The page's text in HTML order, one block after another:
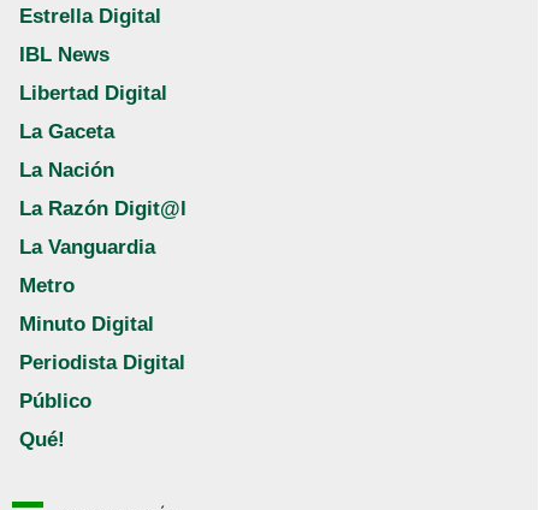
Estrella Digital
IBL News
Libertad Digital
La Gaceta
La Nación
La Razón Digit@l
La Vanguardia
Metro
Minuto Digital
Periodista Digital
Público
Qué!